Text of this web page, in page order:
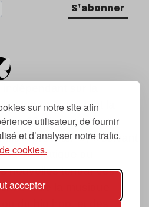
sur notre site afin
utilisateur, de fournir
et d’analyser notre trafic.
cookies.
accepter
S'abonner
sur la
tendances, dont la
de 2007.
« prochain », « suivant
la thématique du
nouvelles tendances
de la musique
du hip hop, et des